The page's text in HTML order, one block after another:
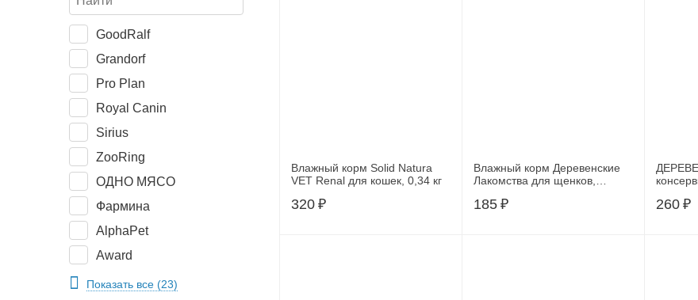
Влажный корм Solid Natura
VET Renal для кошек, 0,34 кг
320 ₽
Влажный корм Деревенские
Лакомства для щенков,
шпинатом, 100 г
185 ₽
240 гр
260 ₽
GoodRalf
Grandorf
Pro Plan
Royal Canin
Sirius
ZooRing
ОДНО МЯСО
Фармина
AlphaPet
Award
Best Dinner
Показать все (23)